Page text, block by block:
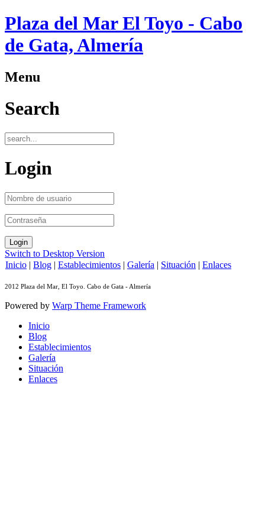
Plaza del Mar El Toyo - Cabo
de Gata, Almería
Menu
Search
Login
Switch to Desktop Version
Inicio | Blog | Establecimientos | Galería | Situación | Enlaces
2012 Plaza del Mar, El Toyo. Cabo de Gata - Almería
Powered by Warp Theme Framework
Inicio
Blog
Establecimientos
Galería
Situación
Enlaces